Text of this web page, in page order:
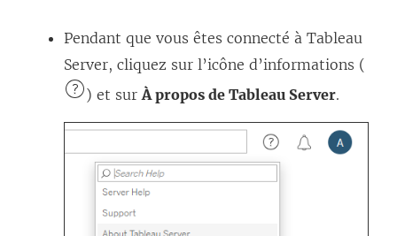
Pendant que vous êtes connecté à Tableau
Server, cliquez sur l’icône d’informations (
) et sur À propos de Tableau Server.